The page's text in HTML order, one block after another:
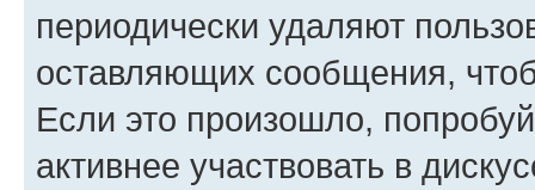
периодически удаляют
оставляющих сообщения,
Если это произошло,
активнее участвовать в